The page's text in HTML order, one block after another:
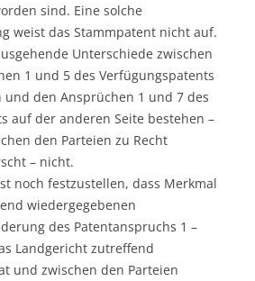
sind. Eine solche
weist das Stammpatent nicht auf.
Unterschiede zwischen
1 und 5 des Verfügungspatents
den Ansprüchen 1 und 7 des
auf der anderen Seite bestehen –
den Parteien zu Recht
– nicht.
noch festzustellen, dass Merkmal
wiedergegebenen
des Patentanspruchs 1 –
Landgericht zutreffend
und zwischen den Parteien